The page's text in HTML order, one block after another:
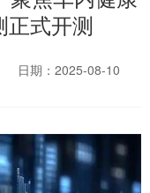
正式开测
日期：2025-08-10